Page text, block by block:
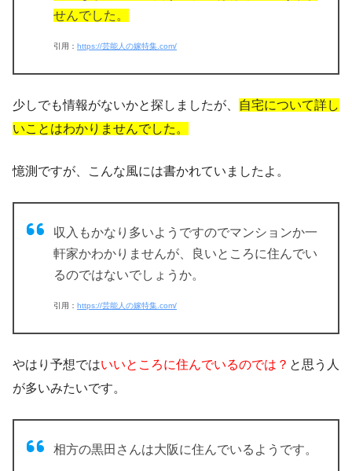
せんでした。
引用： https://芸能人の嫁特集.com/
少しでも情報がないかと探しましたが、
自宅について詳し
いことはわかりませんでした。
憶測ですが、こんな風には書かれていましたよ。
収入もかなり多いようですのでマンションか一
軒家かわかりませんが、良いところに住んでい
るのではないでしょうか。
引用： https://芸能人の嫁特集.com/
やはり予想ではいいところに住んでいるのでは？ と思う人
が多いみたいです。
相方の黒田さんは大阪に住んでいるようです。